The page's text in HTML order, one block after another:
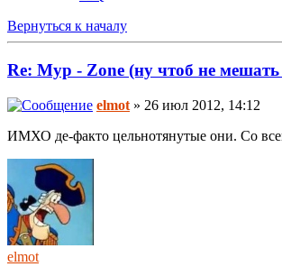
Вернуться к началу
Re: Myp - Zone (ну чтоб не
elmot » 26 июл 2012, 14:12
ИМХО де-факто цельнотянутые они. Со
elmot